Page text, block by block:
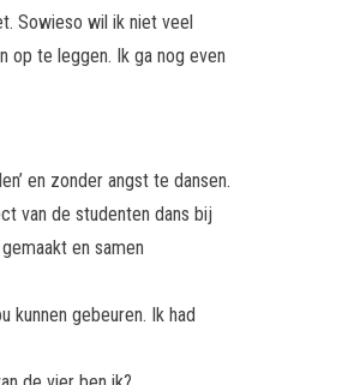
Sowieso wil ik niet veel
op te leggen. Ik ga nog even
en zonder angst te dansen.
van de studenten dans bij
en samen
gebeuren. Ik had